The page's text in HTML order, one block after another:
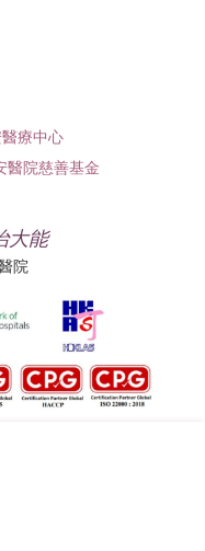
療中心
醫院慈善基金
大能
院